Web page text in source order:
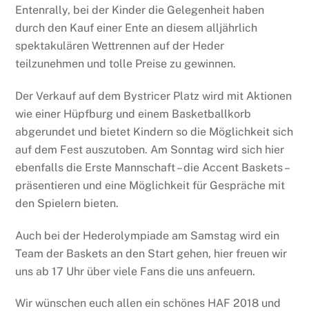
Entenrally, bei der Kinder die Gelegenheit haben
durch den Kauf einer Ente an diesem alljährlich
spektakulären Wettrennen auf der Heder
teilzunehmen und tolle Preise zu gewinnen.
Der Verkauf auf dem Bystricer Platz wird mit Aktionen
wie einer Hüpfburg und einem Basketballkorb
abgerundet und bietet Kindern so die Möglichkeit sich
auf dem Fest auszutoben. Am Sonntag wird sich hier
ebenfalls die Erste Mannschaft – die Accent Baskets –
präsentieren und eine Möglichkeit für Gespräche mit
den Spielern bieten.
Auch bei der Hederolympiade am Samstag wird ein
Team der Baskets an den Start gehen, hier freuen wir
uns ab 17 Uhr über viele Fans die uns anfeuern.
Wir wünschen euch allen ein schönes HAF 2018 und